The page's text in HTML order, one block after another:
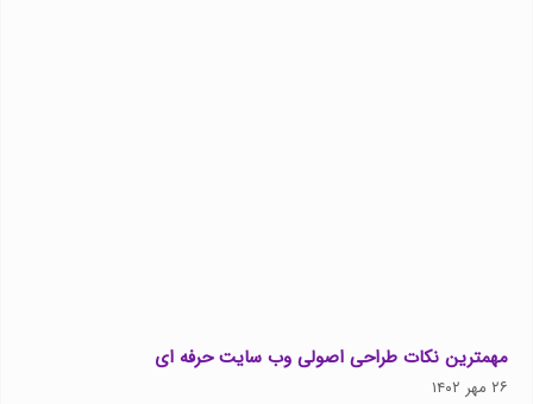
مهمترین نکات طراحی اصولی وب سایت حرفه ای
۲۶ مهر ۱۴۰۲